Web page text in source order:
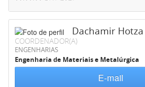
Dachamir Hotza
COORDENADOR(A)
ENGENHARIAS
Engenharia de Materiais e Metalúrgica
E-mail